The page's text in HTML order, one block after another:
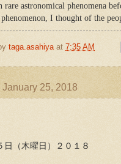
rare astronomical phenomena
I thought of the
taga.asahiya at 7:35 AM
January 25, 2018
日（木曜日）２０１８